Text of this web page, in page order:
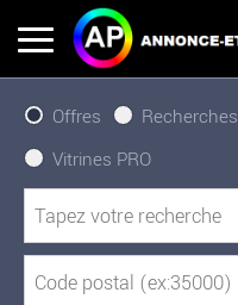
Offres Recherches
Vitrines PRO